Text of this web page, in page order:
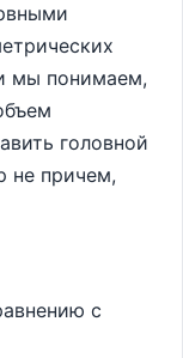
мы понимаем,
головной
не причем,
с